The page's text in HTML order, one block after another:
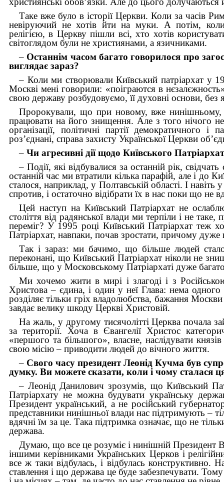
Таке вже було в історії Церкви. Коли за часів
невіруючий не хотів йти на муки. А потім,
релігією, в Церкву пішли всі, хто хотів
світоглядом були не християнами, а язичниками.
– Останнім часом багато говорилося про
виглядає зараз?
– Коли ми створювали Київський патріархат у
Москві мені говорили: «поіграются в
свою державу розбудовуємо, її духовні основи,
Пророкували, що при новому, вже нинішньому,
працювати на його знищення. Але з того нічого
організації, політичні партії демократичного
роз’єднані, справа захисту Української Церкви
– Чи агресивні дії щодо Київського
– Події, які відбувалися за останній рік,
останній час ми втратили кілька парафій, але і до
сталося, наприклад, у Полтавській області. І
спротив, і остаточно відібрати їх в нас поки що не
Цей наступ на Київський Патріархат не
століття від радянської влади ми терпіли і не
переміг? У 1995 році Київський Патріархат теж
Патріархат, навпаки, почав зростати, причому
Так і зараз: ми бачимо, що більше людей
переконані, що Київський Патріархат ніколи не
більше, що у Московському Патріархаті дуже
Ми хочемо жити в мирі і злагоді і з
Христова – єдина, і один у неї Глава: нема
розділяє тільки гріх владолюбства, бажання
завдає велику шкоду Церкві Христовій.
На жаль, у другому тисячолітті Церква почала
за території. Хоча в Євангелії Христос
«першого та більшого», власне, наслідувати
свою місію – приводити людей до вічного життя.
– Свого часу президент Леонід Кучма був
думку. Ви можете сказати, коли і чому сталася
– Леонід Данилович зрозумів, що Київський
Патріархату не можна будувати українську
Президент український, а не російський
представники нинішньої влади нас підтримують
вдячні їм за це. Така підтримка означає, що не
держава.
Думаю, що все це розуміє і нинішній Президент
іншими керівниками Українських Церков і
все ж таки відбулась, і відбулась
ставлення і що держава це буде забезпечувати.